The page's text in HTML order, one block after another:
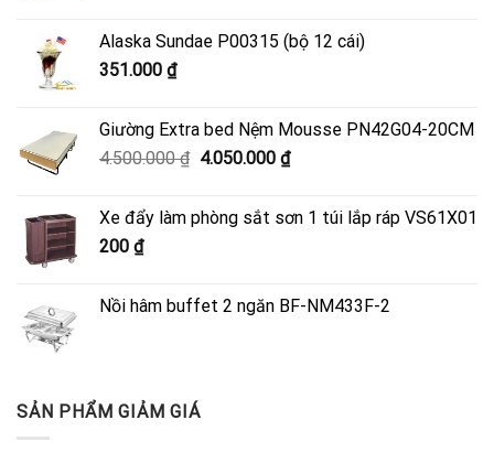
Alaska Sundae P00315 (bộ 12 cái)
351.000 ₫
Giường Extra bed Nệm Mousse PN42G04-20CM
4.500.000₫ Giá
4.500.000 ₫.
4.050.000 ₫Giá
là:
Xe đẩy làm phòng sắt sơn 1 túi lắp ráp VS61X01
200 ₫
Nồi hâm buffet 2 ngăn BF-NM433F-2
SẢN PHẨM GIẢM GIÁ